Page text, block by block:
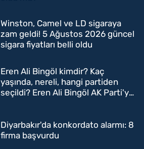
Winston, Camel ve LD sigaraya
zam geldi! 5 Ağustos 2026 güncel
sigara fiyatları belli oldu
Eren Ali Bingöl kimdir? Kaç
yaşında, nereli, hangi partiden
seçildi? Eren Ali Bingöl AK Parti'ye
Diyarbakır'da konkordato alarmı: 8
firma başvurdu